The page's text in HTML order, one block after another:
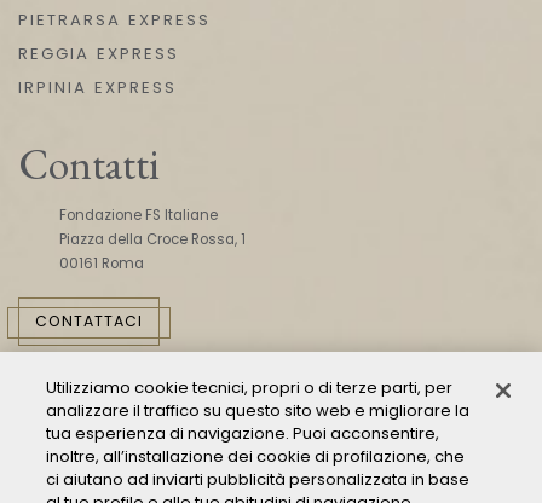
PIETRARSA EXPRESS
REGGIA EXPRESS
IRPINIA EXPRESS
Contatti
Fondazione FS Italiane
Piazza della Croce Rossa, 1
00161 Roma
CONTATTACI
Consulta il Modello 231
Utilizziamo cookie tecnici, propri o di terze parti, per
analizzare il traffico su questo sito web e migliorare la
tua esperienza di navigazione. Puoi acconsentire,
inoltre, all’installazione dei cookie di profilazione, che
ci aiutano ad inviarti pubblicità personalizzata in base